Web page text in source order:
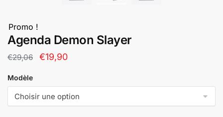
Promo !
Agenda Demon Slayer
€29,06
Le
initial
était :
€19,90Le
actuel
est :
Modèle